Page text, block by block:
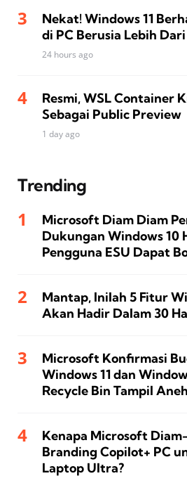
Nekat! Windows 11
di PC Berusia Lebih
24 hours ago
Resmi, WSL Container
Sebagai Public Preview
1 day ago
Trending
Microsoft Diam Diam
Dukungan Windows 10
Pengguna ESU Dapat
Mantap, Inilah 5 Fitur
Akan Hadir Dalam 30
Microsoft Konfirmasi
Windows 11 dan
Recycle Bin Tampil Aneh
Kenapa Microsoft
Branding Copilot+ PC
Laptop Ultra?